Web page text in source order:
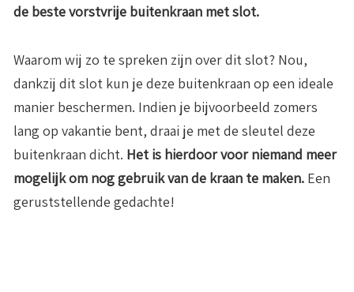
de beste vorstvrije buitenkraan met slot.
Waarom wij zo te spreken zijn over dit slot? Nou,
dankzij dit slot kun je deze buitenkraan op een ideale
manier beschermen. Indien je bijvoorbeeld zomers
lang op vakantie bent, draai je met de sleutel deze
buitenkraan dicht. Het is hierdoor voor niemand meer
mogelijk om nog gebruik van de kraan te maken. Een
geruststellende gedachte!